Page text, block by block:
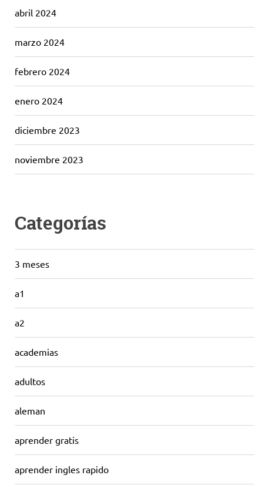
abril 2024
marzo 2024
febrero 2024
enero 2024
diciembre 2023
noviembre 2023
Categorías
3 meses
a1
a2
academias
adultos
aleman
aprender gratis
aprender ingles rapido